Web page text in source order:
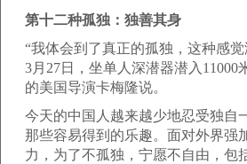
第十二种孤独：独善其身
“我体会到了真正的孤独，这种感
3月27日，坐单人深潜器潜入11000
的美国导演卡梅隆说。
今天的中国人越来越少地忍受独自
那些容易得到的乐趣。面对外界强
力，为了不孤独，宁愿不自由，包